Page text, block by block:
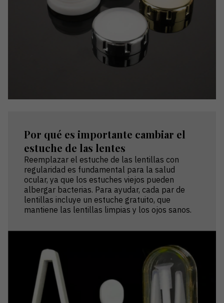
Por qué es importante cambiar el
estuche de las lentes
Reemplazar el estuche de las lentillas con
regularidad es fundamental para la salud
ocular, ya que los estuches viejos pueden
albergar bacterias. Para ayudar, cada par de
lentillas incluye un estuche gratuito, que
mantiene las lentillas limpias y los ojos sanos.